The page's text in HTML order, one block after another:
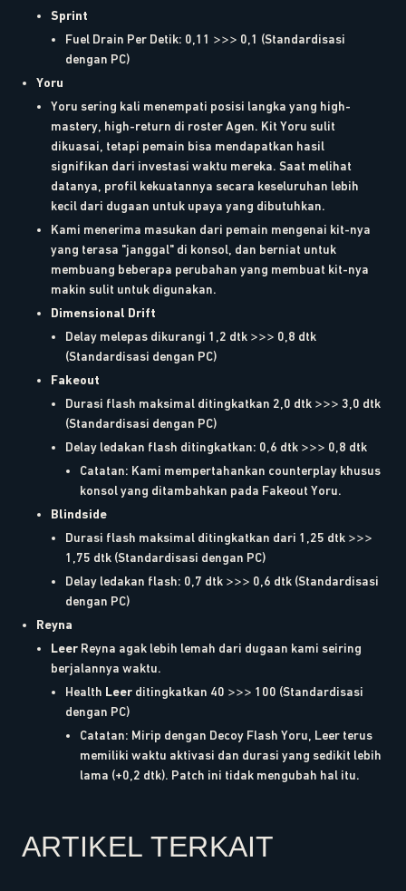
Sprint
Fuel Drain Per Detik: 0,11 >>> 0,1 (Standardisasi
dengan PC)
Yoru
Yoru sering kali menempati posisi langka yang high-
mastery, high-return di roster Agen. Kit Yoru sulit
dikuasai, tetapi pemain bisa mendapatkan hasil
signifikan dari investasi waktu mereka. Saat melihat
datanya, profil kekuatannya secara keseluruhan lebih
kecil dari dugaan untuk upaya yang dibutuhkan.
Kami menerima masukan dari pemain mengenai kit-nya
yang terasa "janggal" di konsol, dan berniat untuk
membuang beberapa perubahan yang membuat kit-nya
makin sulit untuk digunakan.
Dimensional Drift
Delay melepas dikurangi 1,2 dtk >>> 0,8 dtk
(Standardisasi dengan PC)
Fakeout
Durasi flash maksimal ditingkatkan 2,0 dtk >>> 3,0 dtk
(Standardisasi dengan PC)
Delay ledakan flash ditingkatkan: 0,6 dtk >>> 0,8 dtk
Catatan: Kami mempertahankan counterplay khusus
konsol yang ditambahkan pada Fakeout Yoru.
Blindside
Durasi flash maksimal ditingkatkan dari 1,25 dtk >>>
1,75 dtk (Standardisasi dengan PC)
Delay ledakan flash: 0,7 dtk >>> 0,6 dtk (Standardisasi
dengan PC)
Reyna
Leer Reyna agak lebih lemah dari dugaan kami seiring
berjalannya waktu.
Health Leer ditingkatkan 40 >>> 100 (Standardisasi
dengan PC)
Catatan: Mirip dengan Decoy Flash Yoru, Leer terus
memiliki waktu aktivasi dan durasi yang sedikit lebih
lama (+0,2 dtk). Patch ini tidak mengubah hal itu.
ARTIKEL TERKAIT